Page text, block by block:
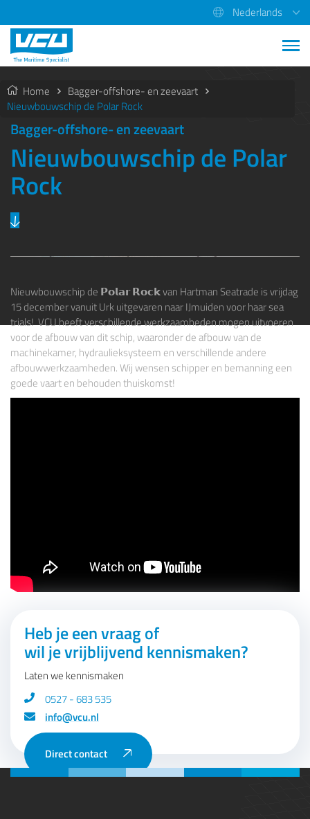
Nederlands
Home
Bagger-offshore- en zeevaart
Nieuwbouwschip de Polar Rock
Bagger-offshore- en zeevaart
Nieuwbouwschip de Polar
Rock
Nieuwbouwschip de 𝗣𝗼𝗹𝗮𝗿 𝗥𝗼𝗰𝗸 van Hartman Seatrade is vrijdag
15 december vanuit Urk uitgevaren naar IJmuiden voor haar sea
trials! VCU heeft verschillende werkzaamheden mogen uitvoeren
voor de afbouw van dit schip, waaronder de afbouw van de
machinekamer, hydraulieksysteem en verschillende andere
afbouwwerkzaamheden. Wij wensen schipper en bemanning een
goede vaart en behouden thuiskomst!
Heb je een vraag of
wil je vrijblijvend kennismaken?
Laten we kennismaken
0527 - 683 535
info@vcu.nl
Direct contact